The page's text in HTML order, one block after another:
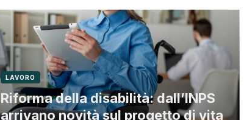
LAVORO
Riforma della disabilità: dall’INPS
arrivano novità sul progetto di vita